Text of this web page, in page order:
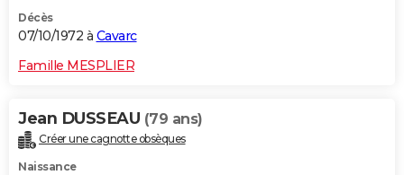
Décès
07/10/1972 à Cavarc
Famille MESPLIER
Jean DUSSEAU (79 ans)
Créer une cagnotte obsèques
Naissance